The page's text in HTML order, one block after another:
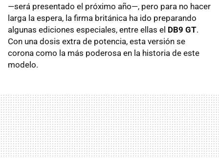
—será presentado el próximo año—, pero para no hacer
larga la espera, la firma británica ha ido preparando
algunas ediciones especiales, entre ellas el DB9 GT.
Con una dosis extra de potencia, esta versión se
corona como la más poderosa en la historia de este
modelo.